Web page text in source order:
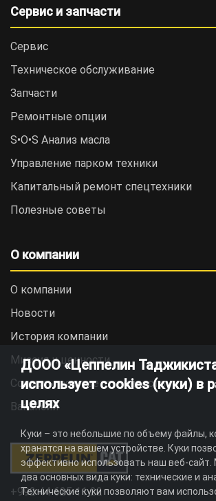
Сервис и запчасти
Сервис
Техническое обслуживание
Запчасти
Ремонтные опции
S•O•S Анализ масла
Управление парком техники
Капитальный ремонт спецтехники
Полезные советы
О компании
О компании
Новости
История компании
Миссия и ценности
Социальная ответственность
Вакансии
+992 44 625 11 22
ДООО «Цеппелин
использует cookies (куки) в
целях
Куки – это небольшие по объему файлы,
хранятся на вашем устройстве. Куки
эффективно использовать наш веб-
два основных вида куки: технические и
Технические куки позволяют вам